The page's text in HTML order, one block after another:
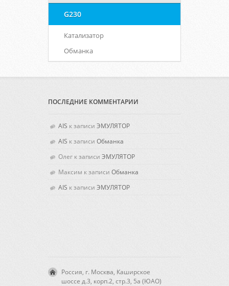
G230
Катализатор
Обманка
ПОСЛЕДНИЕ КОММЕНТАРИИ
AIS к записи ЭМУЛЯТОР
AIS к записи Обманка
Олег к записи ЭМУЛЯТОР
Максим к записи Обманка
AIS к записи ЭМУЛЯТОР
Россия, г. Москва, Каширское
шоссе д.3, корп.2, стр.3, 5а (ЮАО)